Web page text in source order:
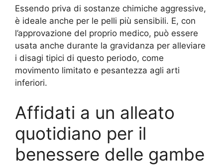
Essendo priva di sostanze chimiche aggressive,
è ideale anche per le pelli più sensibili. E, con
l’approvazione del proprio medico, può essere
usata anche durante la gravidanza per alleviare
i disagi tipici di questo periodo, come
movimento limitato e pesantezza agli arti
inferiori.
Affidati a un alleato
quotidiano per il
benessere delle gambe